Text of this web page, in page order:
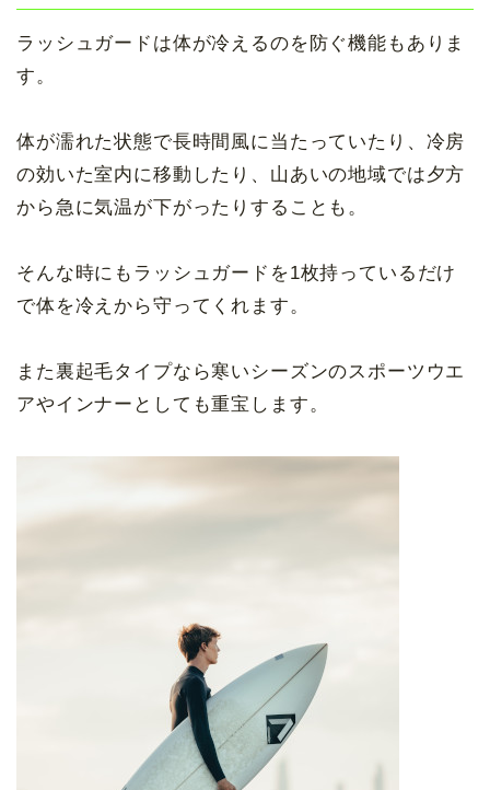
ラッシュガードは体が冷えるのを防ぐ機能もありま
す。
体が濡れた状態で長時間風に当たっていたり、冷房
の効いた室内に移動したり、山あいの地域では夕方
から急に気温が下がったりすることも。
そんな時にもラッシュガードを1枚持っているだけ
で体を冷えから守ってくれます。
また裏起毛タイプなら寒いシーズンのスポーツウエ
アやインナーとしても重宝します。